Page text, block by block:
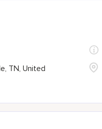
TN, United